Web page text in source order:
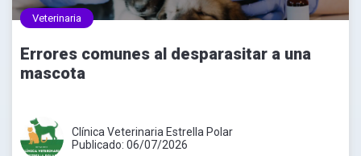
Veterinaria
Errores comunes al desparasitar a una
mascota
Clínica Veterinaria Estrella Polar
Publicado: 06/07/2026